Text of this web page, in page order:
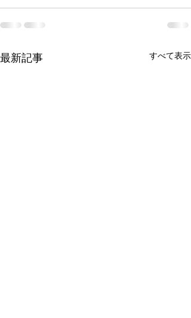
最新記事 すべて表示